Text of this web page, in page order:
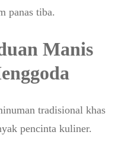
panas tiba.
Manis
tradisional khas
pencinta kuliner.